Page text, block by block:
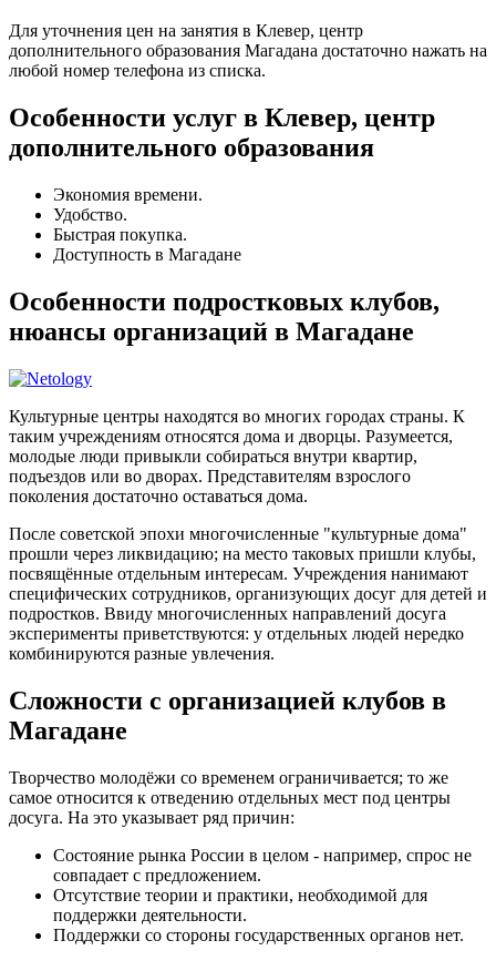
Для уточнения цен на занятия в Клевер, центр
дополнительного образования Магадана достаточно нажать на
любой номер телефона из списка.
Особенности услуг в Клевер, центр
дополнительного образования
Экономия времени.
Удобство.
Быстрая покупка.
Доступность в Магадане
Особенности подростковых клубов,
нюансы организаций в Магадане
Культурные центры находятся во многих городах страны. К
таким учреждениям относятся дома и дворцы. Разумеется,
молодые люди привыкли собираться внутри квартир,
подъездов или во дворах. Представителям взрослого
поколения достаточно оставаться дома.
После советской эпохи многочисленные "культурные дома"
прошли через ликвидацию; на место таковых пришли клубы,
посвящённые отдельным интересам. Учреждения нанимают
специфических сотрудников, организующих досуг для детей и
подростков. Ввиду многочисленных направлений досуга
эксперименты приветствуются: у отдельных людей нередко
комбинируются разные увлечения.
Сложности с организацией клубов в
Магадане
Творчество молодёжи со временем ограничивается; то же
самое относится к отведению отдельных мест под центры
досуга. На это указывает ряд причин:
Состояние рынка России в целом - например, спрос не
совпадает с предложением.
Отсутствие теории и практики, необходимой для
поддержки деятельности.
Поддержки со стороны государственных органов нет.